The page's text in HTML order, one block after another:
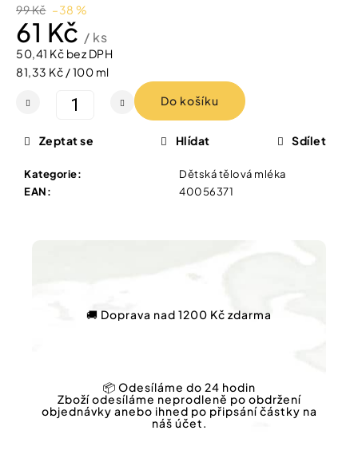
Pro
koho
Vybírejte
podle
Vánoce
Dárkové
99 Kč –38 %
61 Kč / ks
50,41 Kč bez DPH
Měrná
81,33 Kč / 100 ml
Do košíku
Kategorie:
Dětská tělová mléka
EAN: 40056371
Zeptat se Hlídat Sdílet
🚚 Doprava nad 1200 Kč zdarma
📦 Odesíláme do 24 hodin
Zboží odesíláme neprodleně po obdržení
objednávky anebo ihned po připsání částky na
náš účet.
č
u
j
e
m
MÝDLO
STŘÍBREM
100
G